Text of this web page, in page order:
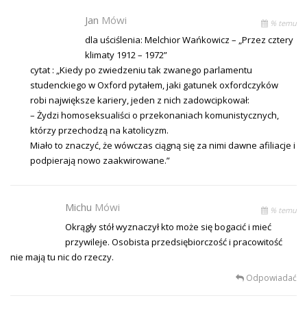
Jan Mówi % temu
dla uściślenia: Melchior Wańkowicz – „Przez cztery
klimaty 1912 – 1972”
cytat : „Kiedy po zwiedzeniu tak zwanego parlamentu
studenckiego w Oxford pytałem, jaki gatunek oxfordczyków
robi największe kariery, jeden z nich zadowcipkował:
– Żydzi homoseksualiści o przekonaniach komunistycznych,
którzy przechodzą na katolicyzm.
Miało to znaczyć, że wówczas ciągną się za nimi dawne afiliacje i
podpierają nowo zaakwirowane.”
Michu Mówi % temu
Okrągły stół wyznaczył kto może się bogacić i mieć
przywileje. Osobista przedsiębiorczość i pracowitość
nie mają tu nic do rzeczy.
Odpowiadać